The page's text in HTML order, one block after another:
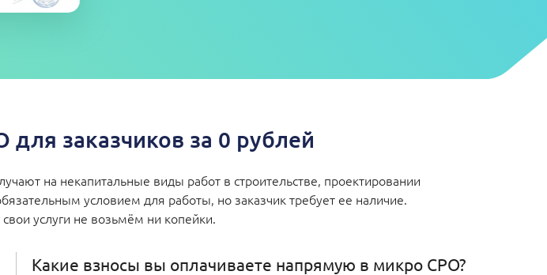
заказчиков за 0 рублей
на некапитальные виды работ в строительстве, проектировании
условием для работы, но заказчик требует ее наличие.
услуги не возьмём ни копейки.
Какие взносы вы оплачиваете напрямую в микро СРО?